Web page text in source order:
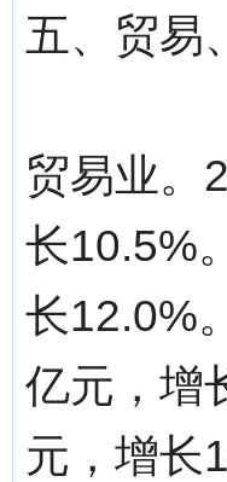
五、贸易
贸易业。
长10.5%
长12.0%
亿元，增
元，增长